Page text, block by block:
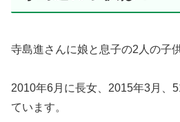
寺島進さんに娘と息子の2人の子
2010年6月に長女、2015年3月、
ています。